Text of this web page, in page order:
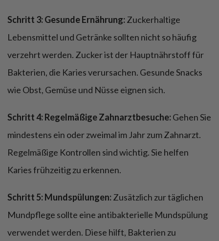
Schritt 3: Gesunde Ernährung:Zuckerhaltige
Lebensmittel und Getränke sollten nicht so häufig
verzehrt werden. Zucker ist der Hauptnährstoff für
Bakterien, die Karies verursachen. Gesunde Snacks
wie Obst, Gemüse und Nüsse eignen sich.
Schritt 4: Regelmäßige Zahnarztbesuche:Gehen Sie
mindestens ein oder zweimal im Jahr zum Zahnarzt.
Regelmäßige Kontrollen sind wichtig. Sie helfen
Karies frühzeitig zu erkennen.
Schritt 5: Mundspülungen:Zusätzlich zur täglichen
Mundpflege sollte eine antibakterielle Mundspülung
verwendet werden. Diese hilft, Bakterien zu